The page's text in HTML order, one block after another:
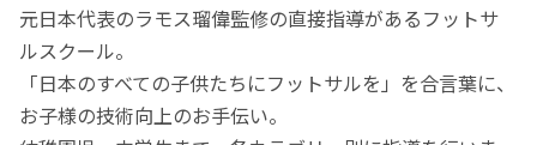
元日本代表のラモス瑠偉監修の直接指導があるフットサ
ルスクール。
「日本のすべての子供たちにフットサルを」を合言葉に、
お子様の技術向上のお手伝い。